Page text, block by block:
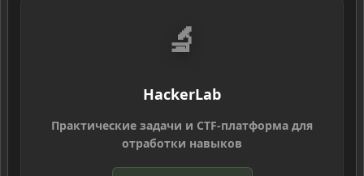
🔬
HackerLab
Практические задачи и CTF-платформа для
отработки навыков